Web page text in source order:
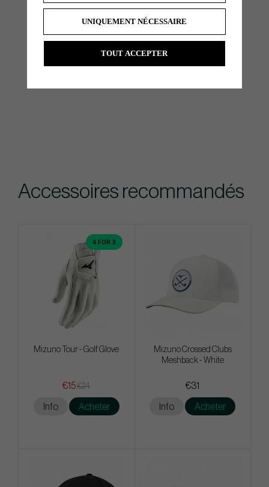
Accessoires recommandés
4 FOR 3
Mizuno Tour - Golf Glove
€15€24
Info Acheter
Mizuno Crossed Clubs
Meshback - White
€31
Info Acheter
UNIQUEMENT NÉCESSAIRE
TOUT ACCEPTER